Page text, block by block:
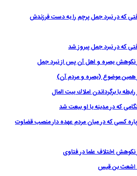
وقتی که در نبرد جمل پرچم را به دست فرزندش
درباره كسى كه در ميان مردم عهده دار منصب قضاوت